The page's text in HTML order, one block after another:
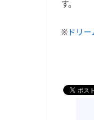
す。
※ドリ